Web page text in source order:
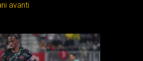
avanti